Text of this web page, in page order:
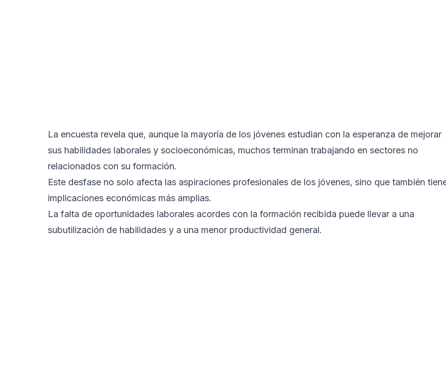
La encuesta revela que, aunque la mayoría de los jóvenes estudian con la esperanza de mejorar
sus habilidades laborales y socioeconómicas, muchos terminan trabajando en sectores no
relacionados con su formación.
Este desfase no solo afecta las aspiraciones profesionales de los jóvenes, sino que también
implicaciones económicas más amplias.
La falta de oportunidades laborales acordes con la formación recibida puede llevar a una
subutilización de habilidades y a una menor productividad general.